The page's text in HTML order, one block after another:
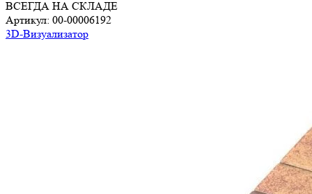
ВСЕГДА НА СКЛАДЕ
Артикул: 00-00006192
3D-Визуализатор